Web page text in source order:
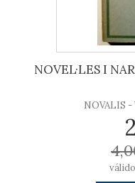
NOVEL·LES I
NOVALIS